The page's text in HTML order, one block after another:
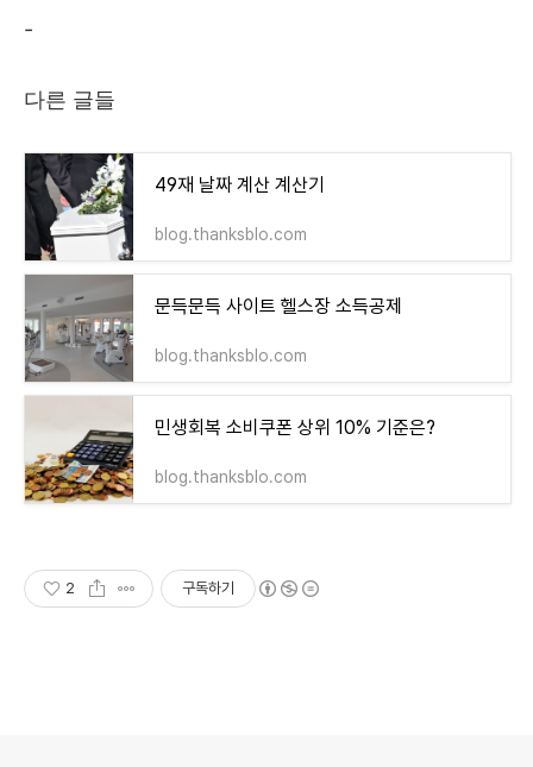
-
다른 글들
49재 날짜 계산 계산기
blog.thanksblo.com
문득문득 사이트 헬스장 소득공제
blog.thanksblo.com
민생회복 소비쿠폰 상위 10% 기준은?
blog.thanksblo.com
2 구독하기